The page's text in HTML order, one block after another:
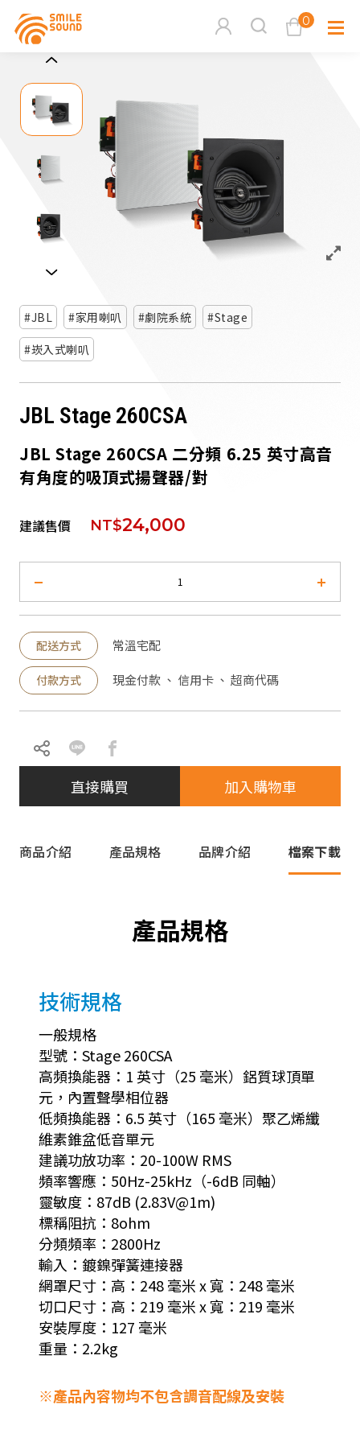
0
商品分類查詢
請選擇商品分類
請選擇分類
搜尋
監聽系
JBL 家用喇叭 劇院系統
Stage
崁入式喇叭
JBL Stage 260CSA
JBL Stage 260CSA 二分頻 6.25 英寸高音
有角度的吸頂式揚聲器/對
建議售價 NT$24,000
配送方式 常溫宅配
付款方式 現金付款 、 信用卡 、 超商代碼
直接購買 加入購物車
商品介紹 產品規格 品牌介紹 檔案下載
產品規格
技術規格
一般規格
型號：Stage 260CSA
高頻換能器：1 英寸（25 毫米）鋁質球頂單
元，內置聲學相位器
低頻換能器：6.5 英寸（165 毫米）聚乙烯纖
維素錐盆低音單元
建議功放功率：20-100W RMS
頻率響應：50Hz-25kHz（-6dB 同軸）
靈敏度：87dB (2.83V@1m)
標稱阻抗：8ohm
分頻頻率：2800Hz
輸入：鍍鎳彈簧連接器
網罩尺寸：高：248 毫米 x 寬：248 毫米
切口尺寸：高：219 毫米 x 寬：219 毫米
安裝厚度：127 毫米
重量：2.2kg
※產品內容物均不包含調音配線及安裝